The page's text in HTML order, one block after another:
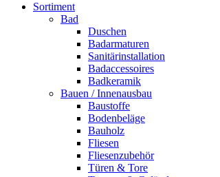
Sortiment
Bad
Duschen
Badarmaturen
Sanitärinstallation
Badaccessoires
Badkeramik
Bauen / Innenausbau
Baustoffe
Bodenbeläge
Bauholz
Fliesen
Fliesenzubehör
Türen & Tore